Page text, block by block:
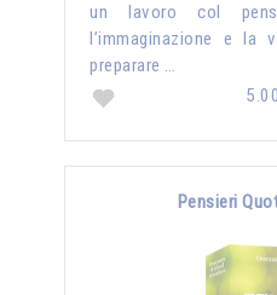
un lavoro col
l’immaginazione e la
preparare …
Pensieri